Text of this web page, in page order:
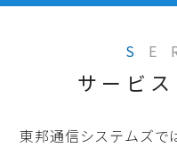
S
サービ
東邦通信システムズで